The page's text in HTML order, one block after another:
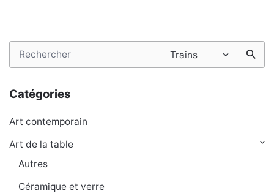
Search
for
Trains
Catégories
Art contemporain
Art de la table
Autres
Céramique et verre